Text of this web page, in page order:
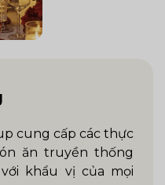
cung cấp các thực
ăn truyền thống
khẩu vị của mọi